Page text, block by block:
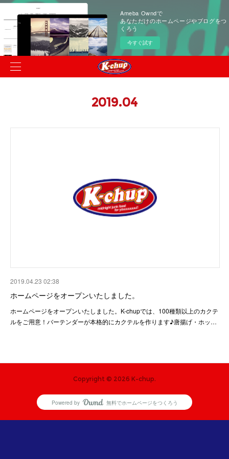
Ameba Owndで
あなただけのホームページやブログをつ
くろう
今すぐ試す
2019.04
2019.04.23 02:38
ホームページをオープンいたしました。
ホームページをオープンいたしました。K-chupでは、100種類以上のカクテ
ルをご用意！バーテンダーが本格的にカクテルを作ります♪唐揚げ・ホッ…
Copyright © 2026 K-chup.
Powered by AmebaOwnd
無料でホームページをつくろう